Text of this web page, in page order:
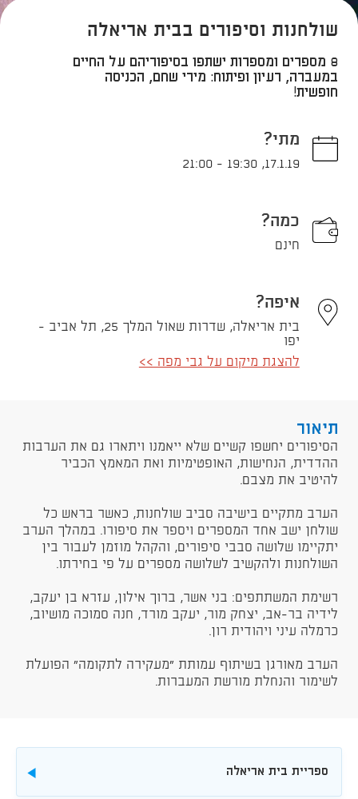
שולחנות וסיפורים בבית אריאלה
8 מספרים ומספרות ישתפו בסיפוריהם על החיים
במעברה, רעיון ופיתוח: מירי שחם, הכניסה
חופשית!
מתי?
17.1.19
,
19:30
-
21:00
כמה?
חינם
איפה?
בית אריאלה, שדרות שאול המלך 25, תל אביב -
יפו
להצגת מיקום על גבי מפה >>
תיאור
הסיפורים יחשפו קשיים שלא ייאמנו ויתארו גם את הערבות
ההדדית, הנחישות, האופטימיות ואת המאמץ הכביר
להיטיב את מצבם.
הערב מתקיים בישיבה סביב שולחנות, כאשר בראש כל
שולחן ישב אחד המספרים ויספר את סיפורו. במהלך הערב
יתקיימו שלושה סבבי סיפורים, והקהל מוזמן לעבור בין
השולחנות ולהקשיב לשלושה מספרים על פי בחירתו.
רשימת המשתתפים: בני אשר, ברוך אילון, עזרא בן יעקב,
לידיה בר-אב, יצחק מור, יעקב מורד, חנה סמוכה מושיוב,
כרמלה עיני ויהודית רון.
הערב מאורגן בשיתוף עמותת "מעקירה לתקומה" הפועלת
לשימור והנחלת מורשת המעברות.​
ספריית בית אריאלה